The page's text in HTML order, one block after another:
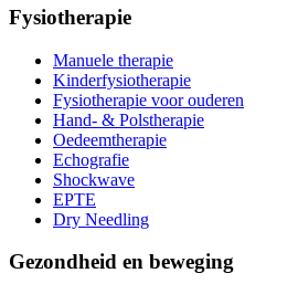
Fysiotherapie
Manuele therapie
Kinderfysiotherapie
Fysiotherapie voor ouderen
Hand- & Polstherapie
Oedeemtherapie
Echografie
Shockwave
EPTE
Dry Needling
Gezondheid en beweging